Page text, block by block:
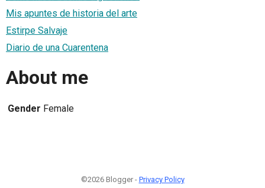
Mis apuntes de historia del arte
Estirpe Salvaje
Diario de una Cuarentena
About me
Gender Female
©2026 Blogger - Privacy Policy